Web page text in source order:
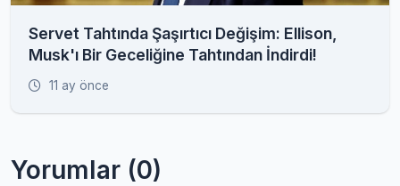
Servet Tahtında Şaşırtıcı Değişim: Ellison,
Musk'ı Bir Geceliğine Tahtından İndirdi!
11 ay önce
Yorumlar (0)